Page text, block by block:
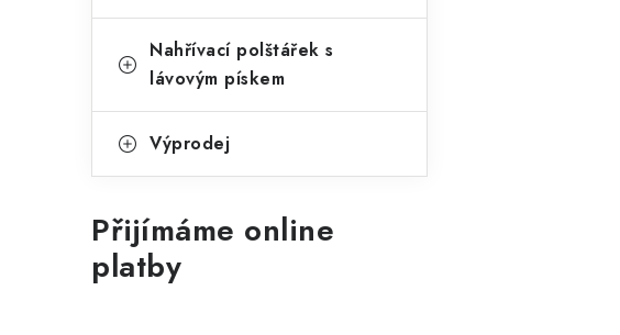
Nahřívací polštářek s
lávovým pískem
Výprodej
Přijímáme online
platby